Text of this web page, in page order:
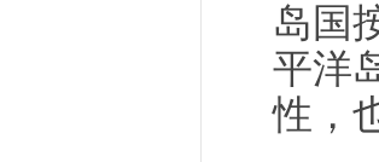
岛国
平洋
性，